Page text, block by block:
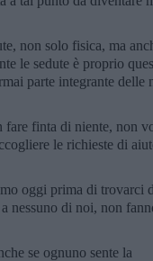
non solo fisica, ma
le sedute è proprio
parte integrante delle
fare finta di niente, non
le richieste di
oggi prima di trovarci
nessuno di noi, non
se ognuno sente la